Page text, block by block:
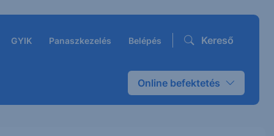
GYIK Panaszkezelés Belépés Kereső
Online befektetés